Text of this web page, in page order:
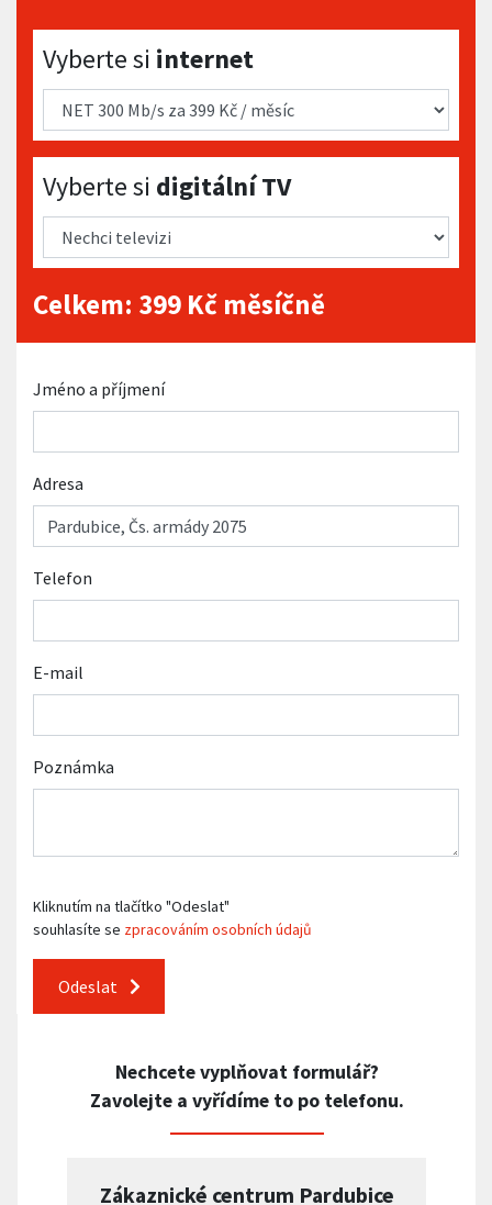
Vyberte si internet
Vyberte si internet
Vyberte si digitální TV
Vyberte si digitální TV
Celkem: 399 Kč měsíčně
Jméno a příjmení
Adresa
Telefon
E-mail
Poznámka
Kliknutím na tlačítko "Odeslat"
souhlasíte se zpracováním osobních údajů
Odeslat
Nechcete vyplňovat formulář?
Zavolejte a vyřídíme to po telefonu.
Zákaznické centrum Pardubice